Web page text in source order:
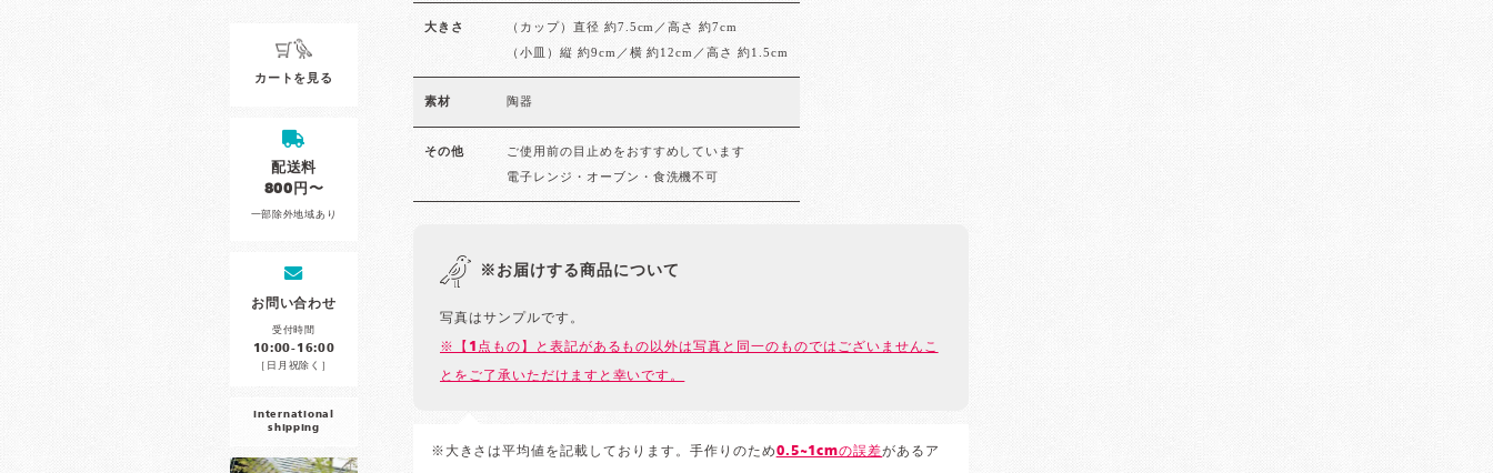
カートを見る
配送料
800円〜
一部除外地域あり
お問い合わせ
受付時間
10:00-16:00
［日月祝除く］
international
shipping
大きさ
（カップ）直径 約7.5cm／高さ 約7cm
（小皿）縦 約9cm／横 約12cm／高さ 約1.5cm
素材 陶器
その他
ご使用前の目止めをおすすめしています
電子レンジ・オーブン・食洗機不可
※お届けする商品について
写真はサンプルです。
※【1点もの】と表記があるもの以外は写真と同一のものではございませんこ
とをご了承いただけますと幸いです。
※大きさは平均値を記載しております。手作りのため0.5~1cmの誤差があるア